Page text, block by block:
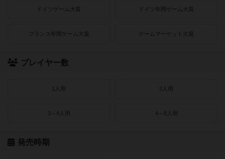
ドイツゲーム大賞 ドイツ年間ゲーム大賞
フランス年間ゲーム大賞 ゲームマーケット大賞
プレイヤー数
1人用 2人用
3～4人用 4～8人用
発売時期